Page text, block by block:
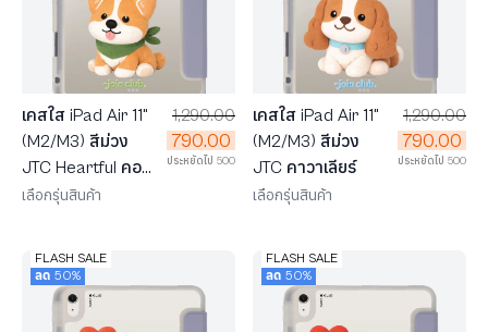
เคสใส iPad Air 11"
(M2/M3) สีม่วง
JTC Heartful คอร์
กี้
1,290.00
790.00
ประหยัดไป 500
เลือกรุ่นสินค้า
เคสใส iPad Air 11"
(M2/M3) สีม่วง
JTC คาวาเลียร์
1,290.00
790.00
ประหยัดไป 500
เลือกรุ่นสินค้า
FLASH SALE
ลด 50%
FLASH SALE
ลด 50%